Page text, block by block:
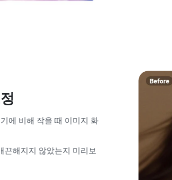
에 비해 작을 때 이미지 화
끈해지지 않았는지 미리보